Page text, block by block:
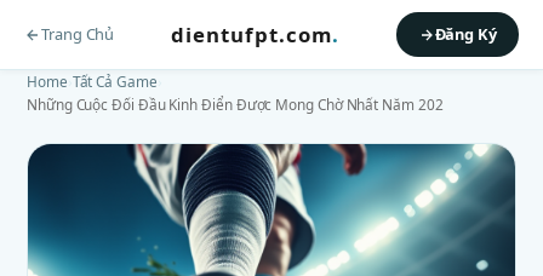
Trang Chủ dientufpt.com. Đăng Ký
Home Tất Cả Game
Những Cuộc Đối Đầu Kinh Điển Được Mong Chờ Nhất Năm 202